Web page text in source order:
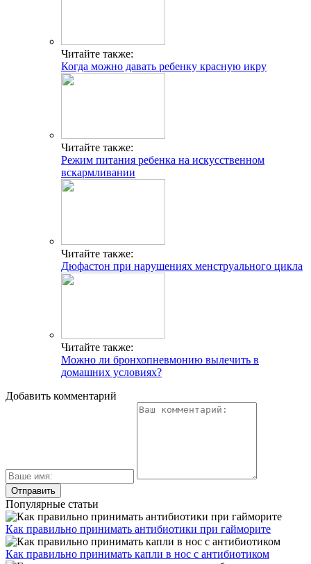
Читайте также:
Когда можно давать ребенку красную икру
Читайте также:
Режим питания ребенка на искусственном
вскармливании
Читайте также:
Дюфастон при нарушениях менструального цикла
Читайте также:
Можно ли бронхопневмонию вылечить в
домашних условиях?
Добавить комментарий
Популярные статьи
Как правильно принимать антибиотики при гайморите
Как правильно принимать капли в нос с антибиотиком